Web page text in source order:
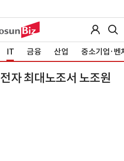
IT 금융 산업 중소기업·벤
자 최대노조서 노조원